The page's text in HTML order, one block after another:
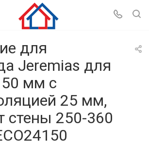
для
Jeremias для
мм с
25 мм,
стены 250-360